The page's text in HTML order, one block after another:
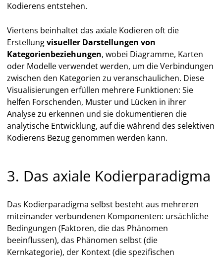
Kodierens entstehen.
Viertens beinhaltet das axiale Kodieren oft die
Erstellungvisueller Darstellungen von
Kategorienbeziehungen, wobei Diagramme, Karten
oder Modelle verwendet werden, um die Verbindungen
zwischen den Kategorien zu veranschaulichen. Diese
Visualisierungen erfüllen mehrere Funktionen: Sie
helfen Forschenden, Muster und Lücken in ihrer
Analyse zu erkennen und sie dokumentieren die
analytische Entwicklung, auf die während des selektiven
Kodierens Bezug genommen werden kann.
3. Das axiale Kodierparadigma
Das Kodierparadigma selbst besteht aus mehreren
miteinander verbundenen Komponenten: ursächliche
Bedingungen (Faktoren, die das Phänomen
beeinflussen), das Phänomen selbst (die
Kernkategorie), der Kontext (die spezifischen